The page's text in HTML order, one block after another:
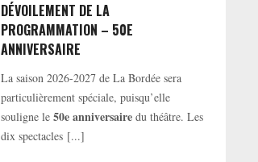
DÉVOILEMENT DE LA
PROGRAMMATION – 50E
ANNIVERSAIRE
La saison 2026-2027 de La Bordée sera
particulièrement spéciale, puisqu’elle
souligne le50e anniversaire du théâtre. Les
dix spectacles [...]